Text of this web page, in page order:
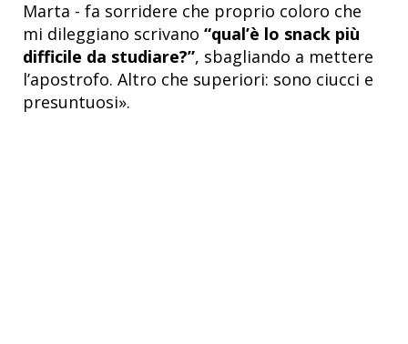
Marta - fa sorridere che proprio coloro che
mi dileggiano scrivano “qual’è lo snack più
difficile da studiare?”, sbagliando a mettere
l’apostrofo. Altro che superiori: sono ciucci e
presuntuosi».